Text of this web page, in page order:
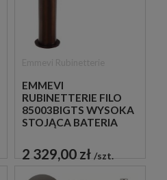
EMMEVI
RUBINETTERIE FILO
85003BIGTS WYSOKA
STOJĄCA BATERIA
JEDNOUCHWYTOWA
2 329,00 zł szt.